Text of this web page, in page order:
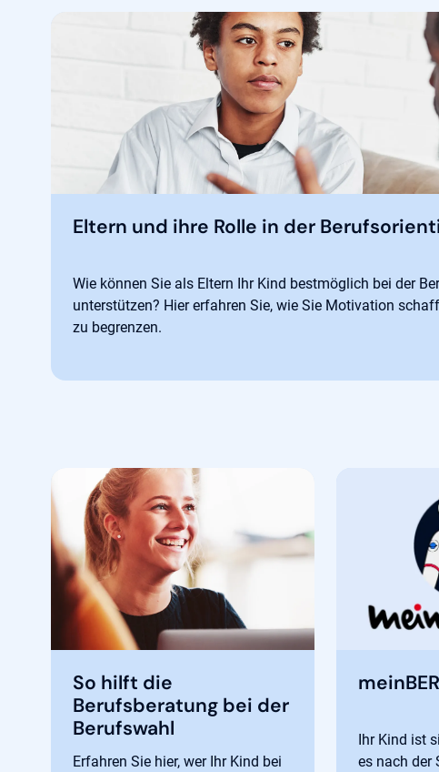
Eltern und ihre Rolle in der
Wie können Sie als Eltern Ihr Kind bestmöglich bei der
unterstützen? Hier erfahren Sie, wie Sie Motivation
zu begrenzen.
So hilft die
Berufsberatung bei der
Berufswahl
Erfahren Sie hier, wer Ihr Kind bei
Ihr Kind ist
es nach der